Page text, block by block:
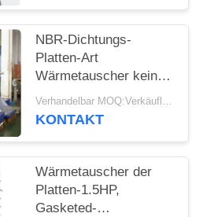
NBR-Dichtungs-
Platten-Art
Wärmetauscher keine
bronzierende bequeme
Reinigung
Verhandelbar MOQ:Verkäuflich
KONTAKT
Wärmetauscher der
Platten-1.5HP,
Gasketed-